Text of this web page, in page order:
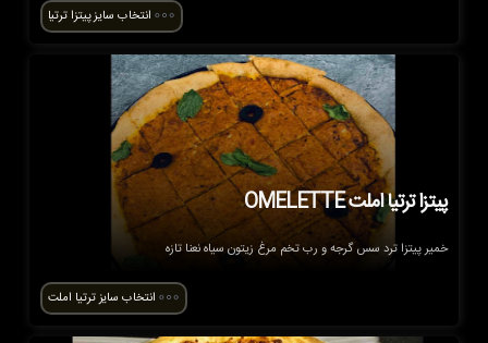
انتخاب سایز پیتزا ترتیا
پیتزا ترتیا املت OMELETTE
خمیر پیتزا ترد سس گرجه و رب تخم مرغ زیتون سیاه نعنا تازه
انتخاب سایز ترتیا املت